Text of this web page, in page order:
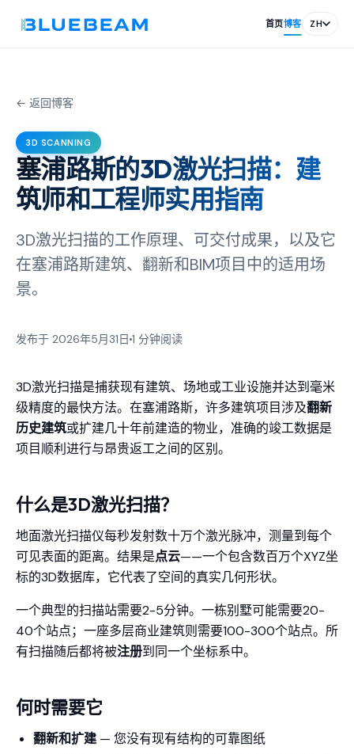
首页博客 ZH
← 返回博客
3D SCANNING
塞浦路斯的3D激光扫描：建
筑师和工程师实用指南
3D激光扫描的工作原理、可交付成果，以及它
在塞浦路斯建筑、翻新和BIM项目中的适用场
景。
发布于 2026年5月31日 1 分钟阅读
3D激光扫描是捕获现有建筑、场地或工业设施并达到毫米
级精度的最快方法。在塞浦路斯，许多建筑项目涉及翻新
历史建筑或扩建几十年前建造的物业，准确的竣工数据是
项目顺利进行与昂贵返工之间的区别。
什么是3D激光扫描？
地面激光扫描仪每秒发射数十万个激光脉冲，测量到每个
可见表面的距离。结果是点云——一个包含数百万个XYZ坐
标的3D数据库，它代表了空间的真实几何形状。
一个典型的扫描站需要2-5分钟。一栋别墅可能需要20-
40个站点；一座多层商业建筑则需要100-300个站点。所
有扫描随后都将被注册到同一个坐标系中。
何时需要它
翻新和扩建— 您没有现有结构的可靠图纸